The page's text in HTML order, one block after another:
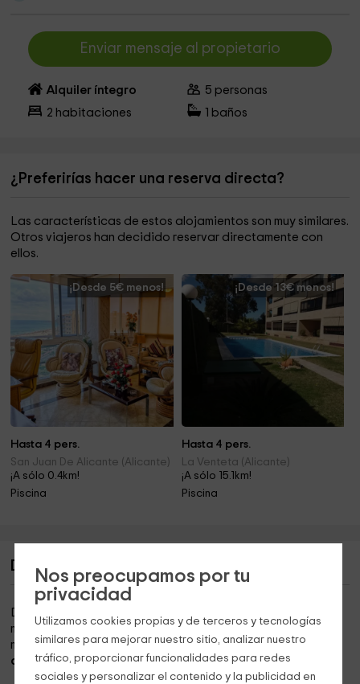
Nos preocupamos por tu
privacidad
Utilizamos cookies propias y de terceros y tecnologías
similares para mejorar nuestro sitio, analizar nuestro
tráfico, proporcionar funcionalidades para redes
sociales y personalizar el contenido y la publicidad en
Enviar mensaje al propietario
Alquiler íntegro 5 personas
2 habitaciones baños
¿Preferirías hacer una reserva directa?
Las características de estos alojamientos son muy similares.
Otros viajeros han decidido reservar directamente con
ellos.
¡Desde 5€ menos!
Hasta 4 pers.
San Juan De Alicante (Alicante)
¡A sólo 0.4km!
Piscina
¡Desde 13€ menos!
Hasta 4 pers.
La Venteta (Alicante)
¡A sólo 15.1km!
Piscina
Descripción de New Reformed Apartment
Disfruta por unos días del mar de Levante en nuestro
maravilloso apartamento de
Alicante
. A menos de 300
metros de la playa, te encantará disfrutar de suterraza al
aire libreal final del día.